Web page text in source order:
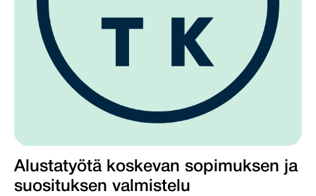
Alustatyötä koskevan sopimuksen ja
suosituksen valmistelu